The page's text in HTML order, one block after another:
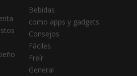
Bebidas
como apps y gadgets
Consejos
Fáciles
Freír
General